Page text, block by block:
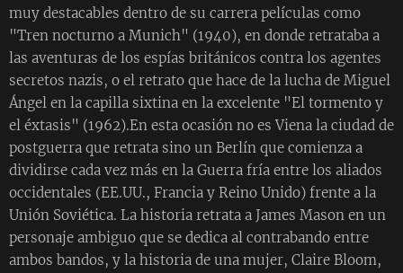
muy destacables dentro de su carrera películas como
"Tren nocturno a Munich" (1940), en donde retrataba a
las aventuras de los espías británicos contra los agentes
secretos nazis, o el retrato que hace de la lucha de Miguel
Ángel en la capilla sixtina en la excelente "El tormento y
el éxtasis" (1962).En esta ocasión no es Viena la ciudad de
postguerra que retrata sino un Berlín que comienza a
dividirse cada vez más en la Guerra fría entre los aliados
occidentales (EE.UU., Francia y Reino Unido) frente a la
Unión Soviética. La historia retrata a James Mason en un
personaje ambiguo que se dedica al contrabando entre
ambos bandos, y la historia de una mujer, Claire Bloom,